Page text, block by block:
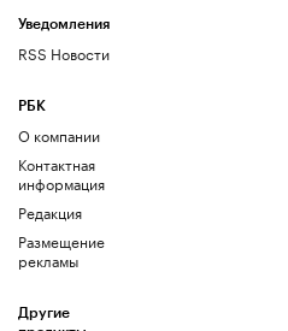
Уведомления
RSS Новости
РБК
О компании
Контактная
информация
Редакция
Размещение
рекламы
Другие